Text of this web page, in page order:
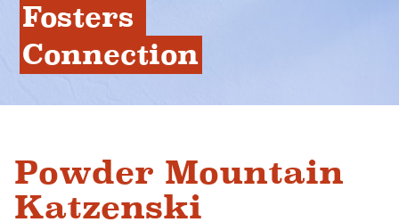
Fosters
Connection
Powder Mountain
Katzenski